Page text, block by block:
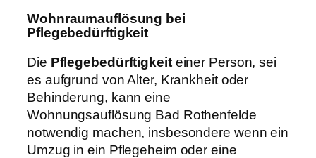
Wohnraumauflösung bei
Pflegebedürftigkeit
Die Pflegebedürftigkeiteiner Person, sei
es aufgrund von Alter, Krankheit oder
Behinderung, kann eine
Wohnungsauflösung Bad Rothenfelde
notwendig machen, insbesondere wenn ein
Umzug in ein Pflegeheim oder eine